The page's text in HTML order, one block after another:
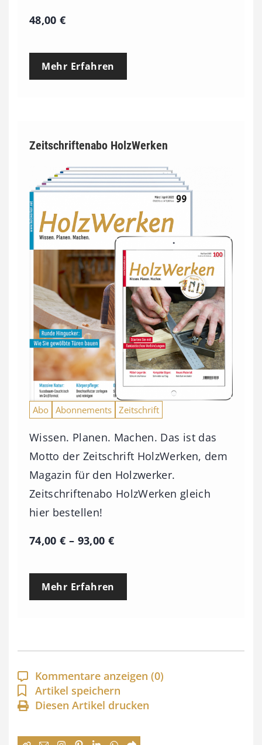
48,00€
Mehr Erfahren
Zeitschriftenabo HolzWerken
Abo Abonnements Zeitschrift
Wissen. Planen. Machen. Das ist das
Motto der Zeitschrift HolzWerken, dem
Magazin für den Holzwerker.
Zeitschriftenabo HolzWerken gleich
hier bestellen!
74,00€ – 93,00 €P
e
p
a
n
n
Mehr Erfahren
Kommentare anzeigen (0)
Artikel speichern
Diesen Artikel drucken